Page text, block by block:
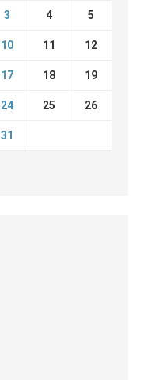
3 4 5
10 11 12
17 18 19
24 25 26
31